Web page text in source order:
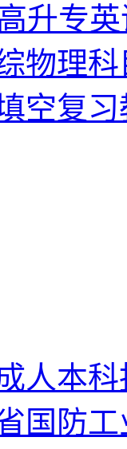
升专
物理
空复
人本
国防